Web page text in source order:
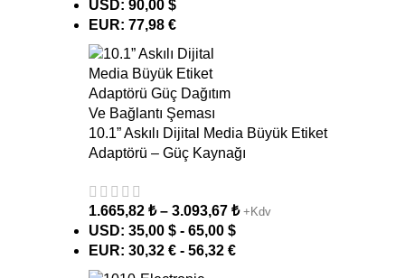
USD:90,00 $
EUR:77,98 €
10.1” Askılı Dijital Media Büyük Etiket
Adaptörü – Güç Kaynağı
1.665,82₺ –3.093,67₺ +Kdv
USD:35,00 $ -65,00 $
EUR:30,32 € -56,32 €